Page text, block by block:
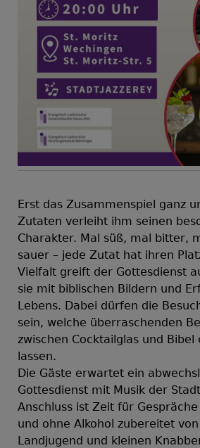
Erst das Zusammenspiel ganz
Zutaten verleiht ihm seinen
Charakter. Mal süß, mal bitter,
sauer – jede Zutat hat ihren
Vielfalt greift der Gottesdienst
sie mit biblischen Bildern und
Lebens. Dabei dürfen die
sein, welche überraschenden
zwischen Cocktailglas und Bibel
lassen.
Die Gäste erwartet ein
Gottesdienst mit Musik der
Anschluss ist Zeit für
und ohne Alkohol zubereitet
Landjugend und kleinen